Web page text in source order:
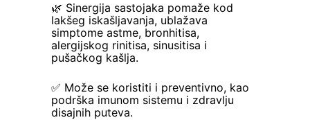
🌿 Sinergija sastojaka pomaže kod
lakšeg iskašljavanja, ublažava
simptome astme, bronhitisa,
alergijskog rinitisa, sinusitisa i
pušačkog kašlja.
✅ Može se koristiti i preventivno, kao
podrška imunom sistemu i zdravlju
disajnih puteva.